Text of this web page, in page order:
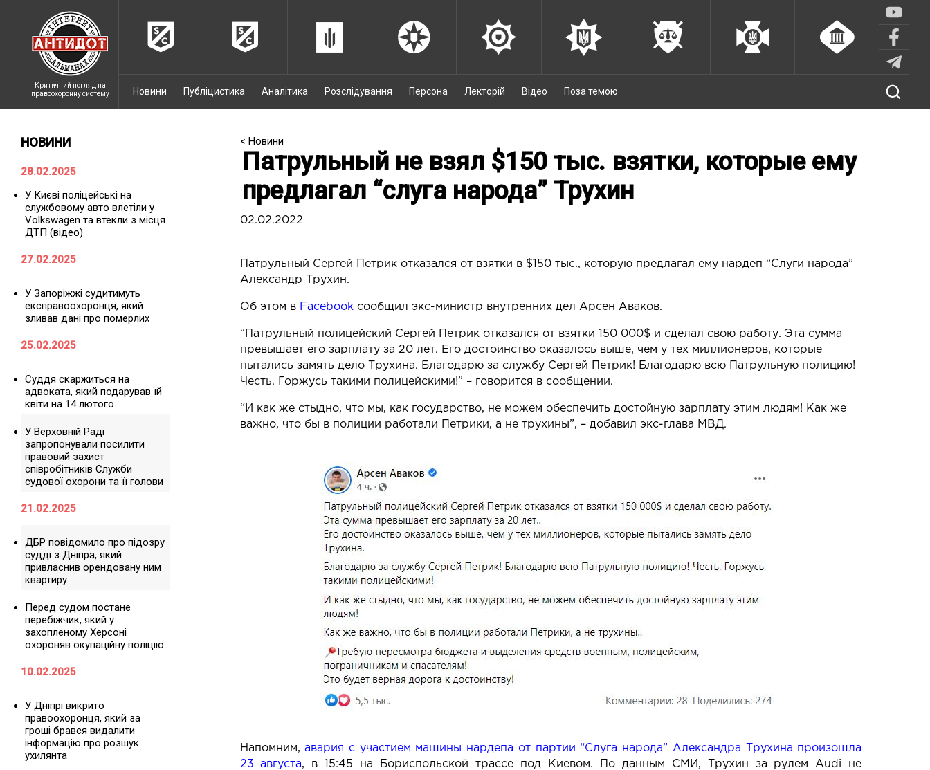
Критичний погляд на
правоохоронну систему
Новини Публіцистика Аналітика Розслідування Персона Лекторій Відео Поза темою
НОВИНИ
28.02.2025
У Києві поліцейські на
службовому авто влетіли у
Volkswagen та втекли з місця
ДТП (відео)
27.02.2025
У Запоріжжі судитимуть
експравоохоронця, який
зливав дані про померлих
25.02.2025
Суддя скаржиться на
адвоката, який подарував їй
квіти на 14 лютого
У Верховній Раді
запропонували посилити
правовий захист
співробітників Служби
судової охорони та її голови
21.02.2025
ДБР повідомило про підозру
судді з Дніпра, який
привласнив орендовану ним
квартиру
Перед судом постане
перебіжчик, який у
захопленому Херсоні
охороняв окупаційну поліцію
10.02.2025
У Дніпрі викрито
правоохоронця, який за
гроші брався видалити
інформацію про розшук
ухилянта
< Новини
Патрульный не взял $150 тыс. взятки, которые ему
предлагал “слуга народа” Трухин
02.02.2022
Патрульный Сергей Петрик отказался от взятки в $150 тыс., которую предлагал ему нардеп “Слуги народа”
Александр Трухин.
Об этом в Facebookсообщил экс-министр внутренних дел Арсен Аваков.
“Патрульный полицейский Сергей Петрик отказался от взятки 150 000$ и сделал свою работу. Эта сумма
превышает его зарплату за 20 лет. Его достоинство оказалось выше, чем у тех миллионеров, которые
пытались замять дело Трухина. Благодарю за службу Сергей Петрик! Благодарю всю Патрульную полицию!
Честь. Горжусь такими полицейскими!” – говорится в сообщении.
“И как же стыдно, что мы, как государство, не можем обеспечить достойную зарплату этим людям! Как же
важно, что бы в полиции работали Петрики, а не трухины”, – добавил экс-глава МВД.
Напомним,авария с участием машины нардепа от партии “Слуга народа” Александра Трухина произошла
23 августа, в 15:45 на Бориспольской трассе под Киевом. По данным СМИ, Трухин за рулем Audi не